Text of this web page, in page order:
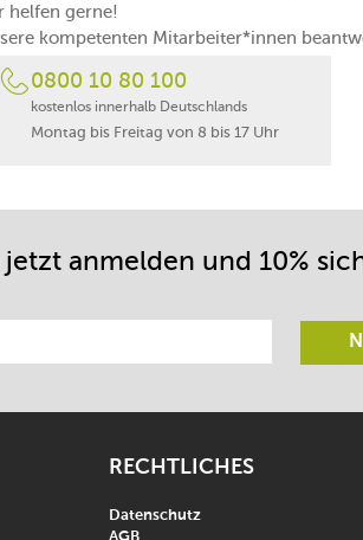
helfen gerne!
kompetenten Mitarbeiter*innen
0800 10 80 100
kostenlos innerhalb Deutschlands
Montag bis Freitag von 8 bis 17 Uhr
anmelden und 10%
RECHTLICHES
Datenschutz